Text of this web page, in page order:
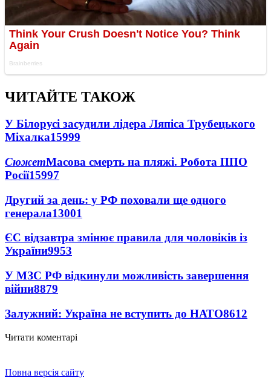
ЧИТАЙТЕ ТАКОЖ
У Білорусі засудили лідера Ляпіса Трубецького
Міхалка15999
СюжетМасова смерть на пляжі. Робота ППО
Росії15997
Другий за день: у РФ поховали ще одного
генерала13001
ЄС відзавтра змінює правила для чоловіків із
України9953
У МЗС РФ відкинули можливість завершення
війни8879
Залужний: Україна не вступить до НАТО8612
Читати коментарі
Повна версія сайту